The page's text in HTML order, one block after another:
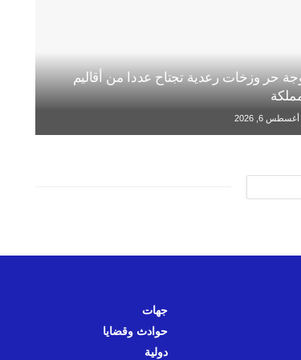
حر وزخات رعدية تجتاح عددا من أقاليم
أغسطس 6, 2026
جهات
حوادث وقضايا
دولية